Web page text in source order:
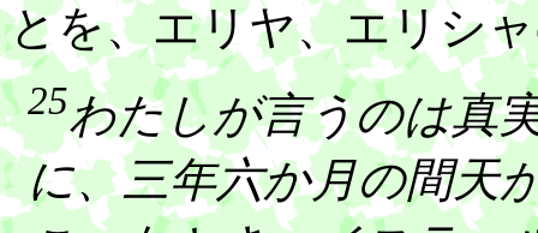
とを、エリヤ、エリシ
25わたしが言うのは真
に、三年六か月の間天